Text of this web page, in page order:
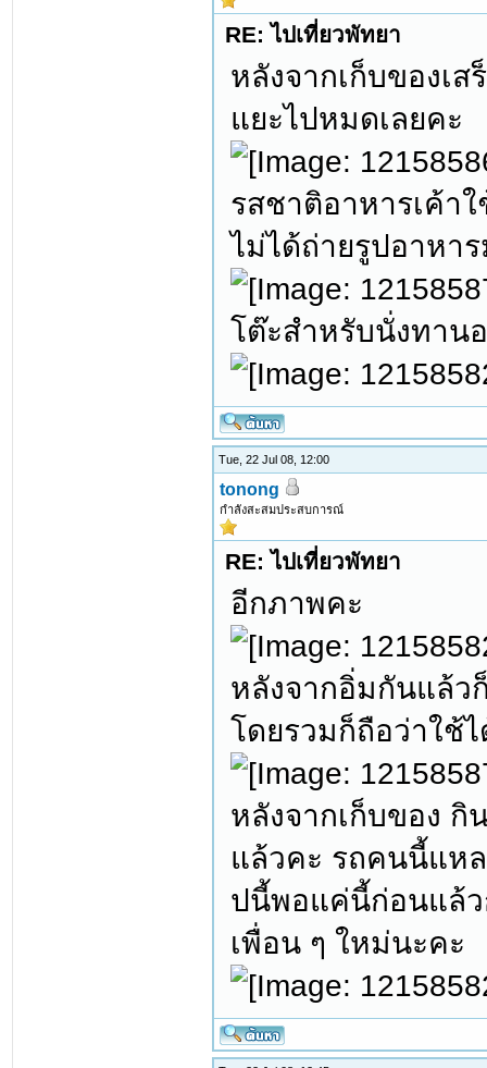
RE: ไปเที่ยวพัทยา
หลังจากเก็บของเ
แยะไปหมดเลยคะ
รสชาติอาหารเค้า
ไม่ได้ถ่ายรูปอาหา
โต๊ะสำหรับนั่งทาน
Tue, 22 Jul 08, 12:00
tonong
กำลังสะสมประสบการณ์
RE: ไปเที่ยวพัทยา
อีกภาพคะ
หลังจากอิ่มกันแล้ว
โดยรวมก็ถือว่าใช้
หลังจากเก็บของ กิ
แล้วคะ รถคนนี้แห
ปนี้พอแค่นี้ก่อนแล้ว
เพื่อน ๆ ใหม่นะคะ